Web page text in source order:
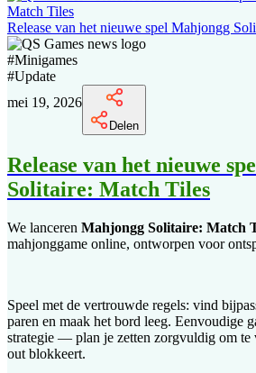
Release van het nieuwe spel Mahjongg
#Minigames
#Update
mei 19, 2026
Delen
Release van het nieuwe
Solitaire: Match Tiles
We lanceren Mahjongg Solitaire: Match
mahjonggame online, ontworpen voor
Speel met de vertrouwde regels: vind
paren en maak het bord leeg. Eenvoudige
strategie — plan je zetten zorgvuldig om te
out blokkeert.